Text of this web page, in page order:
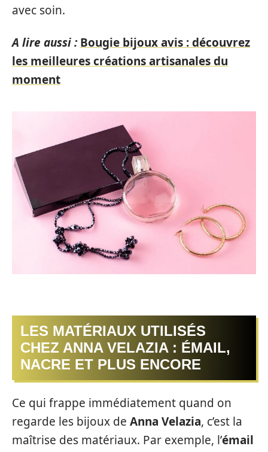
avec soin.
A lire aussi : Bougie bijoux avis : découvrez
les meilleures créations artisanales du
moment
LES MATÉRIAUX UTILISÉS
CHEZ ANNA VELAZIA : ÉMAIL,
NACRE ET PLUS ENCORE
Ce qui frappe immédiatement quand on
regarde les bijoux de Anna Velazia, c’est la
maîtrise des matériaux. Par exemple, l’émail